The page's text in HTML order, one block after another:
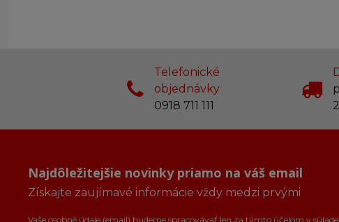
Telefonické
objednávky
0918 711 111
Najdôležitejšie novinky priamo na váš email
Získajte zaujímavé informácie vždy medzi prvými
Vaše osobné údaje (email) budeme spracovávať len za týmto účelom v